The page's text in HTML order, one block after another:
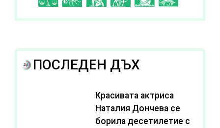
ПОСЛЕДЕН ДЪХ
Красивата актриса
Наталия Дончева се
борила десетилетие с